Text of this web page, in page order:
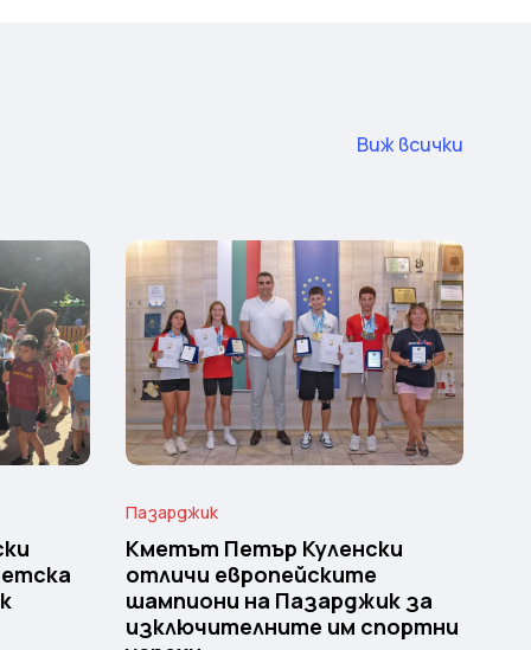
Виж всички
Пазарджик
Кметът Петър Куленски
отличи европейските
шампиони на Пазарджик за
изключителните им спортни